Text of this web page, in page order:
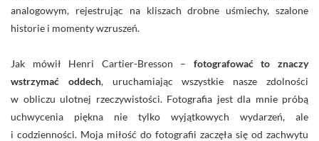
analogowym, rejestrując na kliszach drobne uśmiechy, szalone
historie i momenty wzruszeń.
Jak mówił Henri Cartier-Bresson – fotografować to znaczy
wstrzymać oddech, uruchamiając wszystkie nasze zdolności
w obliczu ulotnej rzeczywistości. Fotografia jest dla mnie próbą
uchwycenia piękna nie tylko wyjątkowych wydarzeń, ale
i codzienności. Moja miłość do fotografii zaczęła się od zachwytu